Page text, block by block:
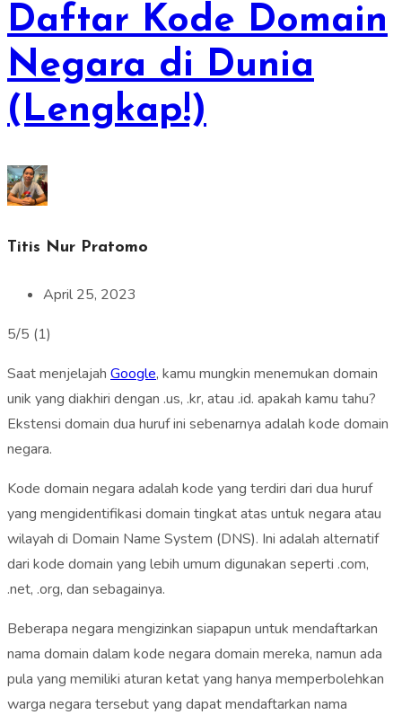
Daftar Kode Domain
Negara di Dunia
(Lengkap!)
Titis Nur Pratomo
April 25, 2023
5/5 (1)
Saat menjelajah Google, kamu mungkin menemukan domain
unik yang diakhiri dengan .us, .kr, atau .id. apakah kamu tahu?
Ekstensi domain dua huruf ini sebenarnya adalah kode domain
negara.
Kode domain negara adalah kode yang terdiri dari dua huruf
yang mengidentifikasi domain tingkat atas untuk negara atau
wilayah di Domain Name System (DNS). Ini adalah alternatif
dari kode domain yang lebih umum digunakan seperti .com,
.net, .org, dan sebagainya.
Beberapa negara mengizinkan siapapun untuk mendaftarkan
nama domain dalam kode negara domain mereka, namun ada
pula yang memiliki aturan ketat yang hanya memperbolehkan
warga negara tersebut yang dapat mendaftarkan nama